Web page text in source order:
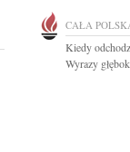
CAŁA
Kiedy
Wyrazy